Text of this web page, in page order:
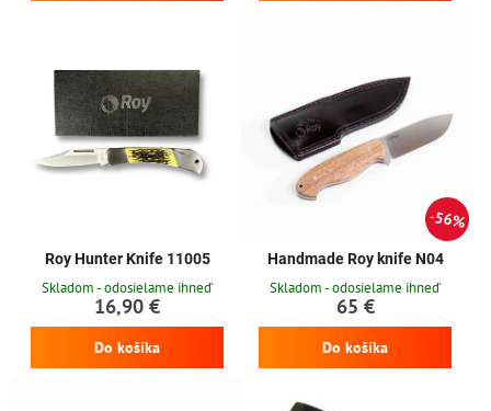
Roy Hunter Knife 11005
Skladom - odosielame ihneď
16,90 €
Do košíka
56%
Handmade Roy knife N04
Skladom - odosielame ihneď
65 €
Do košíka